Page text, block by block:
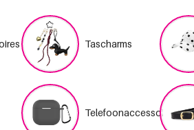
Tascharms
Telefoonaccessoires